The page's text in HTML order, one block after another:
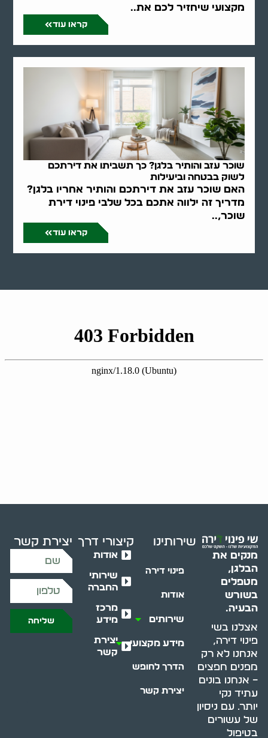
מקצועי שיחזיר לכם את..
קראו עוד
שוכר עזב והותיר בלגן? כך תשביתו את דירתכם
לשוק בבטחה וביעילות
האם שוכר עזב את דירתכם והותיר אחריו בלגן?
מדריך זה ילווה אתכם בכל שלבי פינוי דירת
שוכר,..
קראו עוד
מנקים את
הבלגן,
מטפלים
בשורש
הבעיה.
אצלנו בשי
פינוי דירה,
אנחנו לא רק
מפנים חפצים
– אנחנו בונים
עתיד נקי
יותר. עם ניסיון
של עשורים
בטיפול
שירותינו
פינוי דירה
אודות
שירותים
מידע מקצועי
הדרך לחופש
יצירת קשר
קיצורי דרך
אודות
שירותי
החברה
מרכז
מידע
יצירת
קשר
יצירת קשר
שליחה